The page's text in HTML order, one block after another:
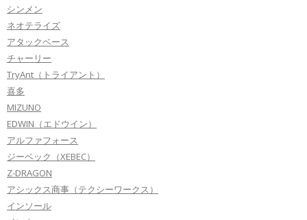
シンメン
ネオテライズ
アタックベース
チャーリー
TryAnt（トライアント）
喜多
MIZUNO
EDWIN（エドウイン）
アルファフォース
ジーベック（XEBEC）
Z-DRAGON
アシックス商事（テクシーワークス）
インソール